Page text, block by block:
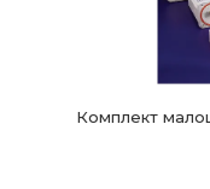
Комплект